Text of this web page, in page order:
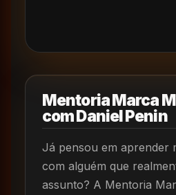
Mentoria Marca
com Daniel Penin
Já pensou em aprender
com alguém que
assunto? A Mentoria